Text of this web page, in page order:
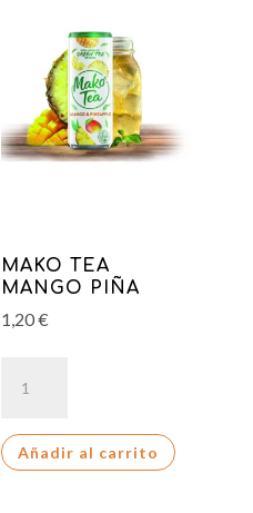
MAKO TEA
MANGO PIÑA
1,20€
TEA
PIÑA
Añadir al carrito